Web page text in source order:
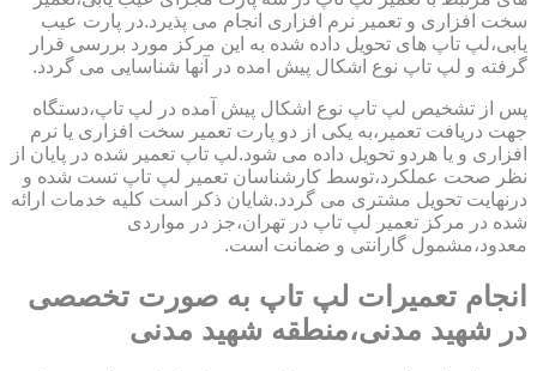
سخت افزاری و تعمیر نرم افزاری انجام می پذیرد.در پارت عیب
یابی،لپ تاپ های تحویل داده شده به این مرکز مورد بررسی قرار
گرفته و لپ تاپ نوع اشکال پیش امده در آنها شناسایی می گردد.
پس از تشخیص لپ تاپ نوع اشکال پیش آمده در لپ تاپ،دستگاه
جهت دریافت تعمیر،به یکی از دو پارت تعمیر سخت افزاری یا نرم
افزاری و یا هردو تحویل داده می شود.لپ تاپ تعمیر شده در پایان از
نظر صحت عملکرد،توسط کارشناسان تعمیر لپ تاپ تست شده و
درنهایت تحویل مشتری می گردد.شایان ذکر است کلیه خدمات ارائه
شده در مرکز تعمیر لپ تاپ در تهران،جز در مواردی
معدود،مشمول گارانتی و ضمانت است.
انجام تعمیرات لپ تاپ به صورت تخصصی
در شهید مدنی،منطقه شهید مدنی